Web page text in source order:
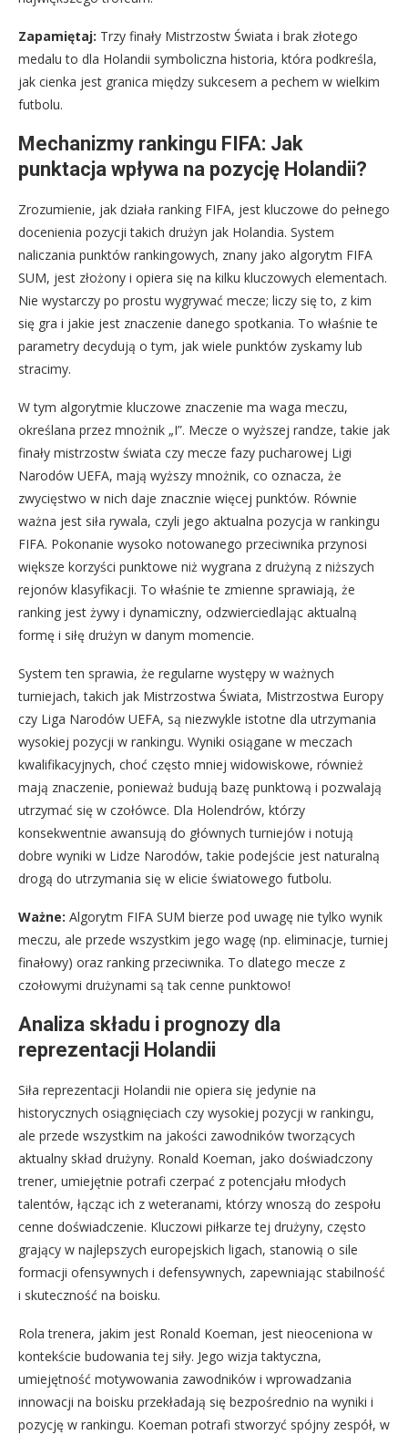
Zapamiętaj: Trzy finały Mistrzostw Świata i brak złotego
medalu to dla Holandii symboliczna historia, która podkreśla,
jak cienka jest granica między sukcesem a pechem w wielkim
futbolu.
Mechanizmy rankingu FIFA: Jak
punktacja wpływa na pozycję Holandii?
Zrozumienie, jak działa ranking FIFA, jest kluczowe do pełnego
docenienia pozycji takich drużyn jak Holandia. System
naliczania punktów rankingowych, znany jako algorytm FIFA
SUM, jest złożony i opiera się na kilku kluczowych elementach.
Nie wystarczy po prostu wygrywać mecze; liczy się to, z kim
się gra i jakie jest znaczenie danego spotkania. To właśnie te
parametry decydują o tym, jak wiele punktów zyskamy lub
stracimy.
W tym algorytmie kluczowe znaczenie ma waga meczu,
określana przez mnożnik „I”. Mecze o wyższej randze, takie jak
finały mistrzostw świata czy mecze fazy pucharowej Ligi
Narodów UEFA, mają wyższy mnożnik, co oznacza, że
zwycięstwo w nich daje znacznie więcej punktów. Równie
ważna jest siła rywala, czyli jego aktualna pozycja w rankingu
FIFA. Pokonanie wysoko notowanego przeciwnika przynosi
większe korzyści punktowe niż wygrana z drużyną z niższych
rejonów klasyfikacji. To właśnie te zmienne sprawiają, że
ranking jest żywy i dynamiczny, odzwierciedlając aktualną
formę i siłę drużyn w danym momencie.
System ten sprawia, że regularne występy w ważnych
turniejach, takich jak Mistrzostwa Świata, Mistrzostwa Europy
czy Liga Narodów UEFA, są niezwykle istotne dla utrzymania
wysokiej pozycji w rankingu. Wyniki osiągane w meczach
kwalifikacyjnych, choć często mniej widowiskowe, również
mają znaczenie, ponieważ budują bazę punktową i pozwalają
utrzymać się w czołówce. Dla Holendrów, którzy
konsekwentnie awansują do głównych turniejów i notują
dobre wyniki w Lidze Narodów, takie podejście jest naturalną
drogą do utrzymania się w elicie światowego futbolu.
Ważne: Algorytm FIFA SUM bierze pod uwagę nie tylko wynik
meczu, ale przede wszystkim jego wagę (np. eliminacje, turniej
finałowy) oraz ranking przeciwnika. To dlatego mecze z
czołowymi drużynami są tak cenne punktowo!
Analiza składu i prognozy dla
reprezentacji Holandii
Siła reprezentacji Holandii nie opiera się jedynie na
historycznych osiągnięciach czy wysokiej pozycji w rankingu,
ale przede wszystkim na jakości zawodników tworzących
aktualny skład drużyny. Ronald Koeman, jako doświadczony
trener, umiejętnie potrafi czerpać z potencjału młodych
talentów, łącząc ich z weteranami, którzy wnoszą do zespołu
cenne doświadczenie. Kluczowi piłkarze tej drużyny, często
grający w najlepszych europejskich ligach, stanowią o sile
formacji ofensywnych i defensywnych, zapewniając stabilność
i skuteczność na boisku.
Rola trenera, jakim jest Ronald Koeman, jest nieoceniona w
kontekście budowania tej siły. Jego wizja taktyczna,
umiejętność motywowania zawodników i wprowadzania
innowacji na boisku przekładają się bezpośrednio na wyniki i
pozycję w rankingu. Koeman potrafi stworzyć spójny zespół, w